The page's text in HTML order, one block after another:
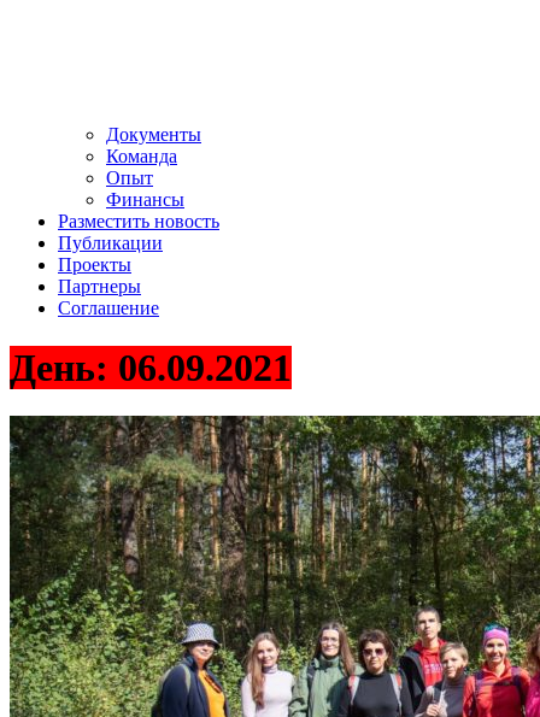
Документы
Команда
Опыт
Финансы
Разместить новость
Публикации
Проекты
Партнеры
Соглашение
День: 06.09.2021